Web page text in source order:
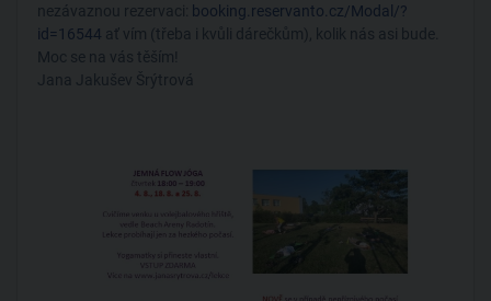
nezávaznou rezervaci:
booking.reservanto.cz/Modal/?
id=16544 ať vím (třeba i kvůli dárečkům), kolik nás asi bude.
Moc se na vás těším!
Jana Jakušev Šrýtrová